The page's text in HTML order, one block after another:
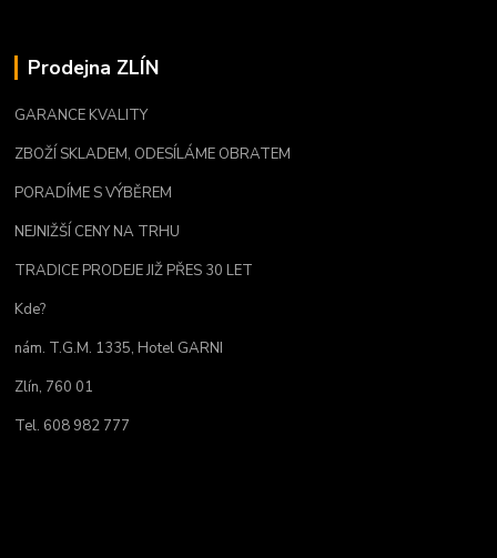
Prodejna ZLÍN
GARANCE KVALITY
ZBOŽÍ SKLADEM, ODESÍLÁME OBRATEM
PORADÍME S VÝBĚREM
NEJNIŽŠÍ CENY NA TRHU
TRADICE PRODEJE JIŽ PŘES 30 LET
Kde?
nám. T.G.M. 1335, Hotel GARNI
Zlín, 760 01
Tel. 608 982 777